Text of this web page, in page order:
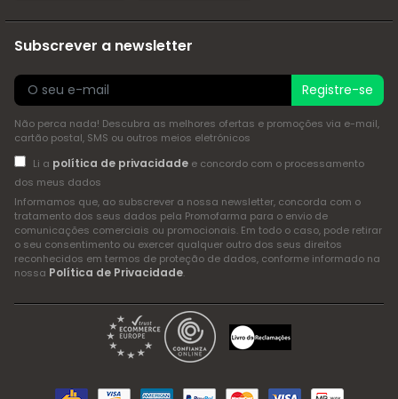
Subscrever a newsletter
Registre-se
Não perca nada! Descubra as melhores ofertas e promoções via e-mail,
cartão postal, SMS ou outros meios eletrónicos
Li a política de privacidadee concordo com o processamento
dos meus dados
Informamos que, ao subscrever a nossa newsletter, concorda com o
tratamento dos seus dados pela Promofarma para o envio de
comunicações comerciais ou promocionais. Em todo o caso, pode retirar
o seu consentimento ou exercer qualquer outro dos seus direitos
reconhecidos em termos de proteção de dados, conforme informado na
nossa Política de Privacidade.